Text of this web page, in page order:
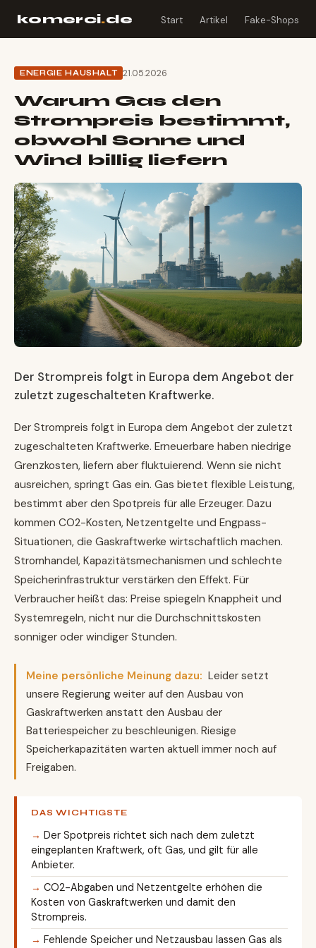
komerci.de Start Artikel Fake-Shops
ENERGIE HAUSHALT 21.05.2026
Warum Gas den
Strompreis bestimmt,
obwohl Sonne und
Wind billig liefern
Der Strompreis folgt in Europa dem Angebot der
zuletzt zugeschalteten Kraftwerke.
Der Strompreis folgt in Europa dem Angebot der zuletzt
zugeschalteten Kraftwerke. Erneuerbare haben niedrige
Grenzkosten, liefern aber fluktuierend. Wenn sie nicht
ausreichen, springt Gas ein. Gas bietet flexible Leistung,
bestimmt aber den Spotpreis für alle Erzeuger. Dazu
kommen CO2-Kosten, Netzentgelte und Engpass-
Situationen, die Gaskraftwerke wirtschaftlich machen.
Stromhandel, Kapazitätsmechanismen und schlechte
Speicherinfrastruktur verstärken den Effekt. Für
Verbraucher heißt das: Preise spiegeln Knappheit und
Systemregeln, nicht nur die Durchschnittskosten
sonniger oder windiger Stunden.
Meine persönliche Meinung dazu: Leider setzt
unsere Regierung weiter auf den Ausbau von
Gaskraftwerken anstatt den Ausbau der
Batteriespeicher zu beschleunigen. Riesige
Speicherkapazitäten warten aktuell immer noch auf
Freigaben.
DAS WICHTIGSTE
Der Spotpreis richtet sich nach dem zuletzt
eingeplanten Kraftwerk, oft Gas, und gilt für alle
Anbieter.
CO2-Abgaben und Netzentgelte erhöhen die
Kosten von Gaskraftwerken und damit den
Strompreis.
Fehlende Speicher und Netzausbau lassen Gas als